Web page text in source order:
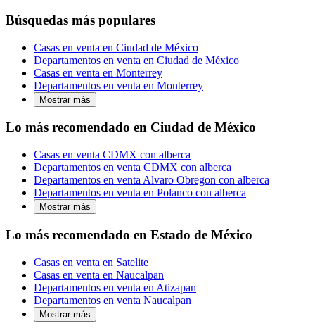
Búsquedas más populares
Casas en venta en Ciudad de México
Departamentos en venta en Ciudad de México
Casas en venta en Monterrey
Departamentos en venta en Monterrey
Mostrar más
Lo más recomendado en Ciudad de México
Casas en venta CDMX con alberca
Departamentos en venta CDMX con alberca
Departamentos en venta Alvaro Obregon con alberca
Departamentos en venta en Polanco con alberca
Mostrar más
Lo más recomendado en Estado de México
Casas en venta en Satelite
Casas en venta en Naucalpan
Departamentos en venta en Atizapan
Departamentos en venta Naucalpan
Mostrar más